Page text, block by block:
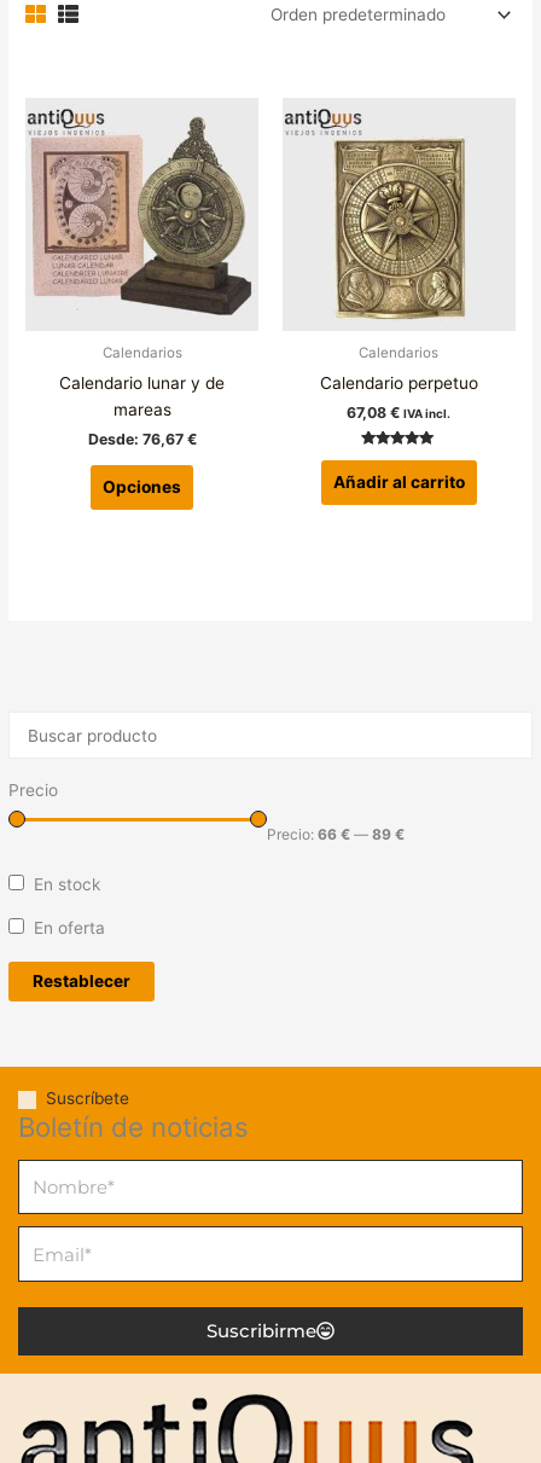
Precio
Precio:66 € —89 €
En stock
En oferta
Restablecer
Calendarios
Calendario lunar y de
mareas
Desde: 76,67 €
Opciones
producto
tiene
múltiples
variantes.
Las
opciones
se
en
Calendarios
Calendario perpetuo
67,08€ IVA incl.
Valorado con
de 5
Añadir al carrito
Suscríbete
Boletín de noticias
Suscribirme